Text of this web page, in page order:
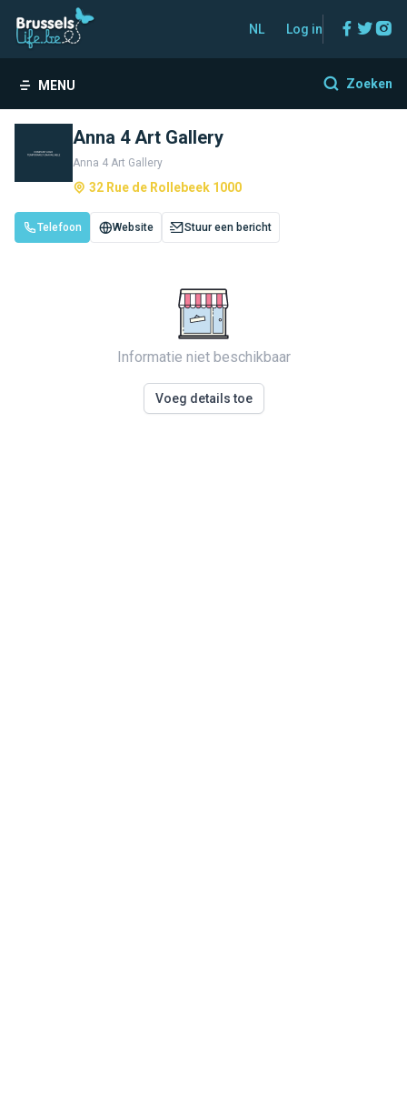
NL Log in
MENU Zoeken
Anna 4 Art Gallery
Anna 4 Art Gallery
32 Rue de Rollebeek 1000
Telefoon Website Stuur een bericht
Informatie niet beschikbaar
Voeg details toe